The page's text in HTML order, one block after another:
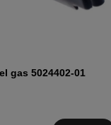
gas 5024402-01